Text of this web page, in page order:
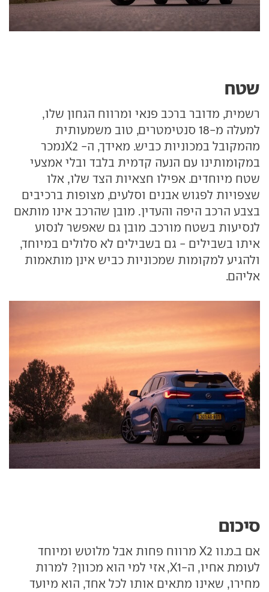
שטח
רשמית, מדובר ברכב פנאי ומרווח הגחון שלו,
למעלה מ-18 סנטימטרים, טוב משמעותית
מהמקובל במכוניות כביש. מאידך, ה- X2נמכר
במקומותינו עם הנעה קדמית בלבד ובלי אמצעי
שטח מיוחדים. אפילו חצאיות הצד שלו, אלו
שצפויות לפגוש אבנים וסלעים, מצופות ברכיבים
בצבע הרכב היפה והעדין. מובן שהרכב אינו מותאם
לנסיעות בשטח מורכב. מובן גם שאפשר לנסוע
איתו בשבילים - גם בשבילים לא סלולים במיוחד,
ולהגיע למקומות שמכוניות כביש אינן מותאמות
אליהם.
סיכום
אם ב.מ.וו X2 מרווח פחות אבל מלוטש ומיוחד
לעומת אחיו, ה-X1, אזי למי הוא מכוון? למרות
מחירו, שאינו מתאים אותו לכל אחד, הוא מיועד